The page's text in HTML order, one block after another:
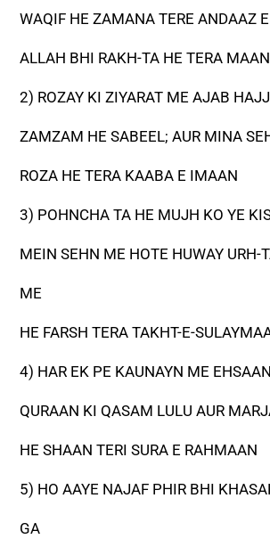
WAQIF HE ZAMANA TERE ANDAAZ
ALLAH BHI RAKH-TA HE TERA MAAN
2) ROZAY KI ZIYARAT ME AJAB
ZAMZAM HE SABEEL; AUR MINA
ROZA HE TERA KAABA E IMAAN
3) POHNCHA TA HE MUJH KO YE
MEIN SEHN ME HOTE HUWAY URH-
ME
HE FARSH TERA TAKHT-E-
4) HAR EK PE KAUNAYN ME
QURAAN KI QASAM LULU AUR
HE SHAAN TERI SURA E RAHMAAN
5) HO AAYE NAJAF PHIR BHI
GA